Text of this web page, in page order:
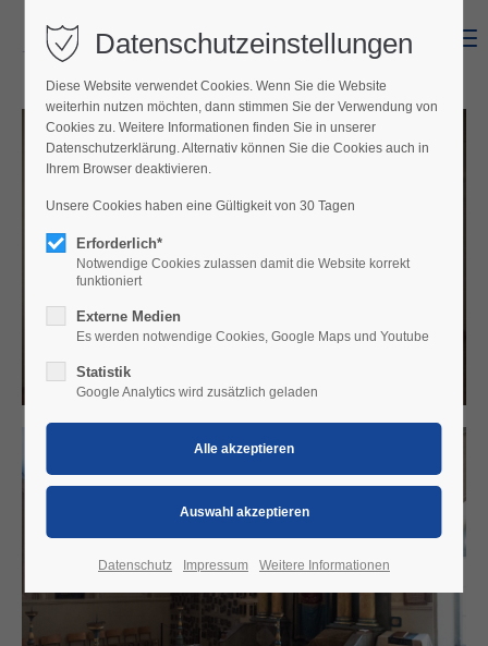
Menu
Datenschutzeinstellungen
Diese Website verwendet Cookies. Wenn Sie die Website
weiterhin nutzen möchten, dann stimmen Sie der Verwendung von
Cookies zu. Weitere Informationen finden Sie in unserer
Datenschutzerklärung. Alternativ können Sie die Cookies auch in
Ihrem Browser deaktivieren.
Unsere Cookies haben eine Gültigkeit von 30 Tagen
Erforderlich*
Notwendige Cookies zulassen damit die Website korrekt
funktioniert
Externe Medien
Es werden notwendige Cookies, Google Maps und Youtube
Statistik
Google Analytics wird zusätzlich geladen
Datenschutz Impressum Weitere Informationen